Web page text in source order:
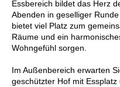
Essbereich bildet das Herz
Abenden in geselliger
bietet viel Platz zum
Räume und ein
Wohngefühl sorgen.
Im Außenbereich erwarten
geschützter Hof mit